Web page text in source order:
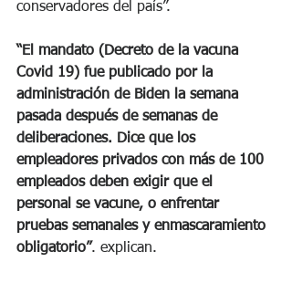
conservadores del país”.
“El mandato (Decreto de la vacuna
Covid 19) fue publicado por la
administración de Biden la semana
pasada después de semanas de
deliberaciones. Dice que los
empleadores privados con más de 100
empleados deben exigir que el
personal se vacune, o enfrentar
pruebas semanales y enmascaramiento
obligatorio”. explican.